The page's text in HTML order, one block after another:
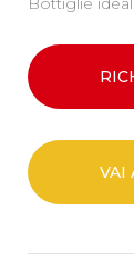
VAI